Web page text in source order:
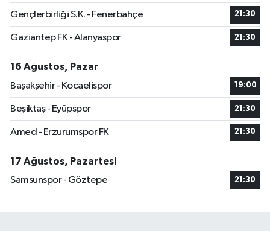
Gençlerbirliği S.K. - Fenerbahçe 21:30
Gaziantep FK - Alanyaspor 21:30
16 Ağustos, Pazar
Başakşehir - Kocaelispor
19:00
Beşiktaş - Eyüpspor 21:30
Amed - Erzurumspor FK 21:30
17 Ağustos, Pazartesi
Samsunspor - Göztepe
21:30